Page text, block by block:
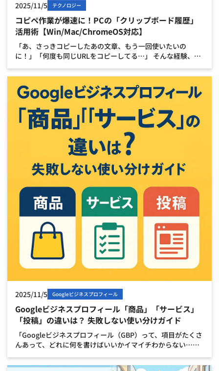
2025/11/5 テクノロジー
コピペ作業が爆速に！PCの「クリップボード履歴」
活用術【Win/Mac/ChromeOS対応】
「あ、さっきコピーしたあの文章、もう一回使いたいの
に！」「何度も同じURLをコピーしてる…」 そんな経験、あ
た履歴）を覚えておき、好きな時に呼び出せる便利な機能が
あ […]
2025/11/5 Googleビジネスプロフィール
Googleビジネスプロフィール「商品」「サービス」
「投稿」の違いは？ 失敗しない使い分けガイド
「Googleビジネスプロフィール（GBP）って、項目がたくさ
んあって、どれに何を書けばいいかイマイチわからない…」
分けるか迷う…」 そんなお悩みはありませんか？ G […]